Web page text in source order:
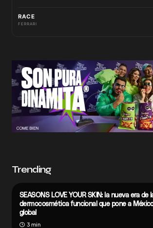
RACE
FERRARI
Trending
SEASONS LOVE YOUR SKIN: la nueva era de
dermocosmética funcional que pone a
global
3 min